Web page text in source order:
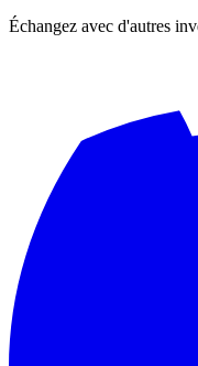
Échangez avec d'autres